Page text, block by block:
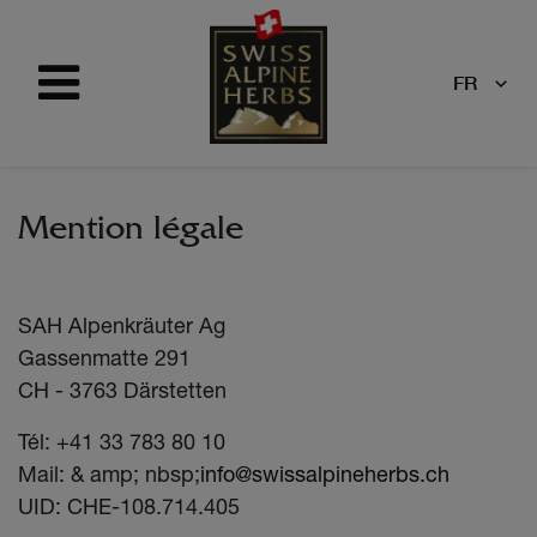
FR
Mention légale
SAH Alpenkräuter Ag
Gassenmatte 291
CH - 3763 Därstetten
Tél: +41 33 783 80 10
Mail: & amp; nbsp;info@swissalpineherbs.ch
UID: CHE-108.714.405